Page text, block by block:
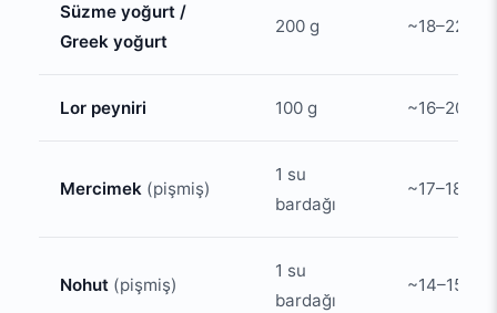
Süzme yoğurt /
Greek yoğurt
200 g ~18–22
Lor peyniri 100 g ~16–20
Mercimek (pişmiş)
1 su
bardağı
~17–18
Nohut (pişmiş)
1 su
bardağı
~14–15